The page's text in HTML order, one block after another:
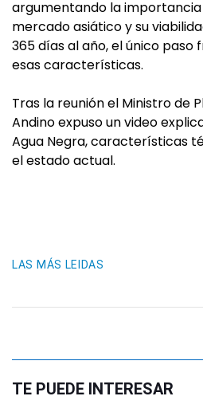
argumentando la
mercado asiático y su
365 días al año, el único
esas características.
Tras la reunión el Ministro de
Andino expuso un video
Agua Negra, características
el estado actual.
LAS MÁS LEIDAS
TE PUEDE INTERESAR